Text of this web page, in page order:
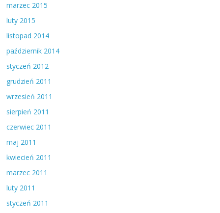
marzec 2015
luty 2015
listopad 2014
październik 2014
styczeń 2012
grudzień 2011
wrzesień 2011
sierpień 2011
czerwiec 2011
maj 2011
kwiecień 2011
marzec 2011
luty 2011
styczeń 2011